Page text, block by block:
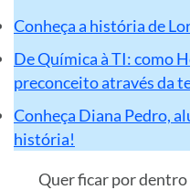
Conheça a história de
De Química à TI: como
preconceito através da
Conheça Diana Pedro,
história!
Quer ficar por